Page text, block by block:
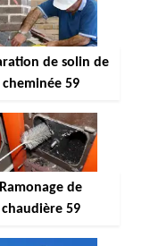
de solin de
cheminée 59
Ramonage de
chaudière 59